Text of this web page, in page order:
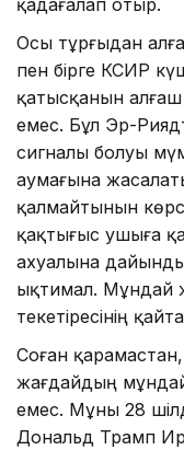
қадағалап отыр.
Осы тұрғыдан
пен бірге КСИР
қатысқанын
емес. Бұл Эр-
сигналы болуы
аумағына
қалмайтынын
қақтығыс ушыға
ахуалына
ықтимал. Мұндай
текетіресінің
Соған
жағдайдың
емес. Мұны 28
Дональд Трамп